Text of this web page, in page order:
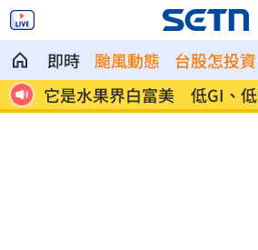
即時 颱風動態 台股怎投資
這
它是水果界白富美 低GI、
便